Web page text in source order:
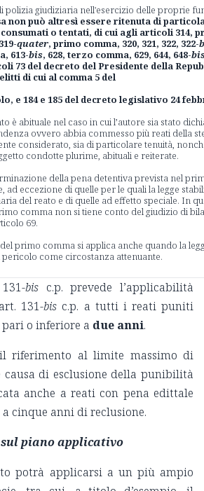
polizia giudiziaria nell'esercizio delle proprie
non può altresì essere ritenuta di
o tentati, di cui agli articoli 314,
quater, primo comma, 320, 321, 322, 322-
613-bis, 628, terzo comma, 629, 644, 648-
73 del decreto del Presidente della
di cui al comma 5 del
e 184 e 185 del decreto legislativo 24
è abituale nel caso in cui l’autore sia stato
ovvero abbia commesso più reati della
considerato, sia di particolare tenuità,
condotte plurime, abituali e reiterate.
della pena detentiva prevista nel
ad eccezione di quelle per le quali la legge
del reato e di quelle ad effetto speciale. In
comma non si tiene conto del giudizio di
69.
primo comma si applica anche quando la
come circostanza attenuante.
bis c.p. prevede l’applicabilità
131-bis c.p. a tutti i reati puniti
pari o inferiore a due anni.
il riferimento al limite massimo di
causa di esclusione della punibilità
anche a reati con pena edittale
cinque anni di reclusione.
sul piano applicativo
potrà applicarsi a un più ampio